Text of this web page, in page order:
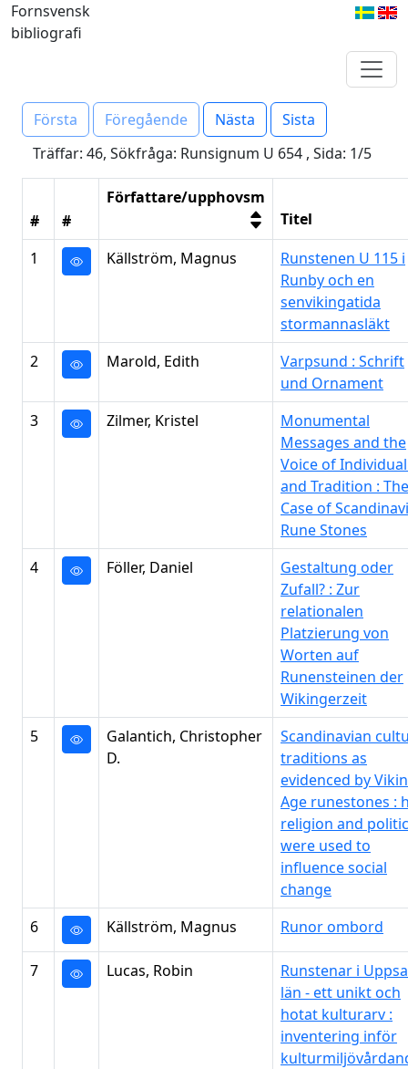
Fornsvensk
bibliografi
Första Föregående Nästa
Sista
Träffar: 46, Sökfråga: Runsignum U 654 , Sida: 1/5
# #
Författare/upphovsm
Titel
1
Källström, Magnus
Runstenen U 115 i
Runby och en
senvikingatida
stormannasläkt
2
Marold, Edith
Varpsund : Schrift
und Ornament
3
Zilmer, Kristel
Monumental
Messages and the
Voice of
and Tradition : The
Case of
Rune Stones
4
Föller, Daniel
Gestaltung oder
Zufall? : Zur
relationalen
Platzierung von
Worten auf
Runensteinen der
Wikingerzeit
5
Galantich, Christopher
D.
Scandinavian
traditions as
evidenced by
Age runestones :
religion and
were used to
influence social
change
6
Källström, Magnus Runor ombord
7 Lucas, Robin
Runstenar i
län - ett unikt och
hotat kulturarv :
inventering inför